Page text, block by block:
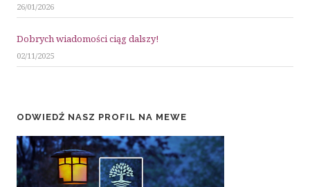
26/01/2026
Dobrych wiadomości ciąg dalszy!
02/11/2025
ODWIEDŹ NASZ PROFIL NA MEWE